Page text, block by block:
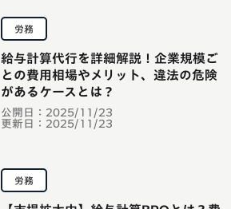
労務
公開日： 2025/11/23
更新日： 2025/11/23
給与計算代行を詳細解説！企業規模ご
との費用相場やメリット、違法の危険
があるケースとは？
労務